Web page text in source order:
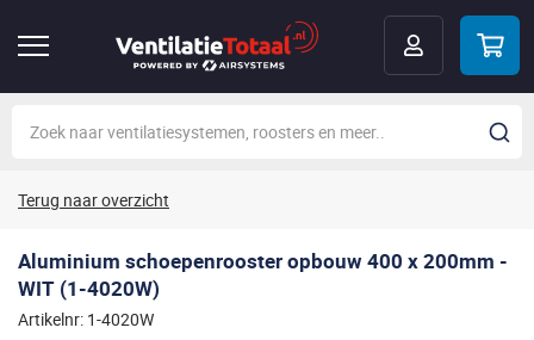
Terug naar overzicht
Aluminium schoepenrooster opbouw 400 x 200mm -
WIT (1-4020W)
Artikelnr: 1-4020W